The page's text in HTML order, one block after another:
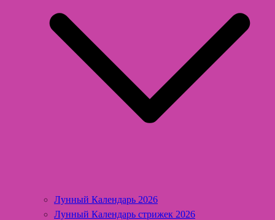
Лунный Календарь 2026
Лунный Календарь стрижек 2026